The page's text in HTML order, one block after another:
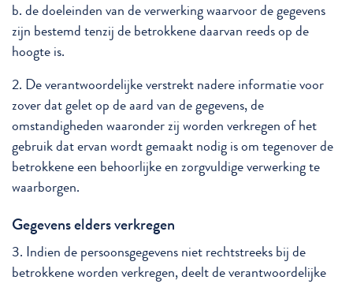
b. de doeleinden van de verwerking waarvoor de gegevens
zijn bestemd tenzij de betrokkene daarvan reeds op de
hoogte is.
2. De verantwoordelijke verstrekt nadere informatie voor
zover dat gelet op de aard van de gegevens, de
omstandigheden waaronder zij worden verkregen of het
gebruik dat ervan wordt gemaakt nodig is om tegenover de
betrokkene een behoorlijke en zorgvuldige verwerking te
waarborgen.
Gegevens elders verkregen
3. Indien de persoonsgegevens niet rechtstreeks bij de
betrokkene worden verkregen, deelt de verantwoordelijke